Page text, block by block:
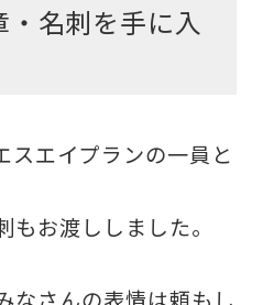
名刺を手に入
スエイプランの一員と
お渡ししました。